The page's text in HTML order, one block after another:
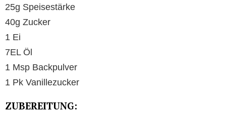
25g Speisestärke
40g Zucker
1 Ei
7EL Öl
1 Msp Backpulver
1 Pk Vanillezucker
ZUBEREITUNG: